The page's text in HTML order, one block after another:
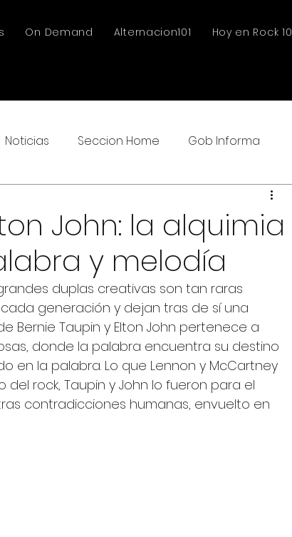
On Demand Alternacion101 Hoy en Rock
Noticias Seccion Home Gob Informa
John: la alquimia
y melodía
duplas creativas son tan raras
generación y dejan tras de sí una
Bernie Taupin y Elton John pertenece a
donde la palabra encuentra su destino
en la palabra. Lo que Lennon y McCartney
rock, Taupin y John lo fueron para el
contradicciones humanas, envuelto en